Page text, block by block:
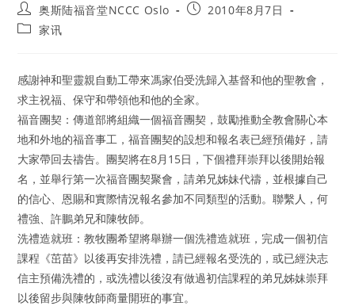
Post
author:
奥斯陆福音堂NCCC Oslo
Post2010年8月7日
Post家讯
感謝神和聖靈親自動工帶來馮家伯受洗歸入基督和他的聖教會，
求主祝福、保守和帶領他和他的全家。
福音團契：傳道部將組織一個福音團契，鼓勵推動全教會關心本
地和外地的福音事工，福音團契的設想和報名表已經預備好，請
大家帶回去禱告。團契將在8月15日，下個禮拜崇拜以後開始報
名，並舉行第一次福音團契聚會，請弟兄姊妹代禱，並根據自己
的信心、恩賜和實際情況報名參加不同類型的活動。聯繫人，何
禮強、許鵬弟兄和陳牧師。
洗禮造就班：教牧團希望將舉辦一個洗禮造就班，完成一個初信
課程《茁苗》以後再安排洗禮，請已經報名受洗的，或已經決志
信主預備洗禮的，或洗禮以後沒有做過初信課程的弟兄姊妹崇拜
以後留步與陳牧師商量開班的事宜。